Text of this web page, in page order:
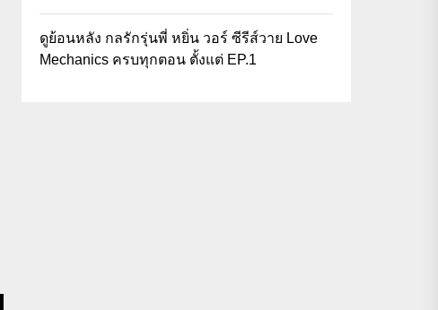
ดูย้อนหลัง กลรักรุ่นพี่ หยิ่น วอร์ ซีรีส์วาย Love
Mechanics ครบทุกตอน ตั้งแต่ EP.1